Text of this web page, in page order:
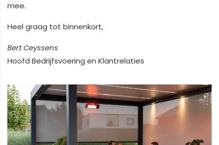
mee.
Heel graag tot binnenkort,
Bert Ceyssens
Hoofd Bedrijfsvoering en Klantrelaties